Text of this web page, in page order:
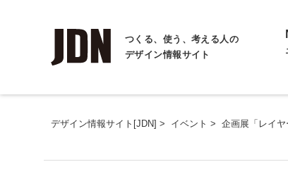
つくる、使う、考える人の
デザイン情報サイト
デザイン情報サイト[JDN] > イベント > 企画展「レイ